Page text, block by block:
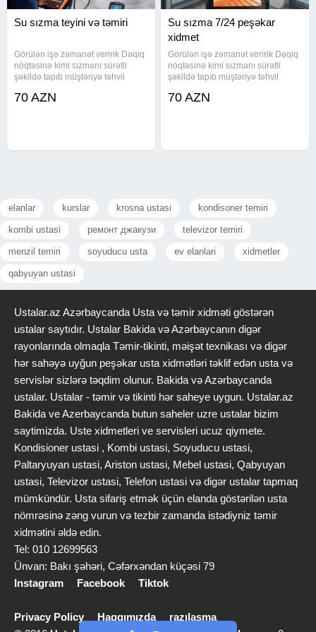
Su sızma teyini və təmiri
Görülən işə zəmanət veririk Dəqiq
nöqtəsinə kimi sızmanı sürətli
şəkildə tapıb müştəriyə təhvil
qiymətlə yalnız biz işləyirik Bakı və
70 AZN
Su sızma 7/24 peşəkar
xidmet
Görülən işə zəmanət veririk Dəqiq
nöqtəsinə kimi sızmanı sürətli
şəkildə tapıb müştəriyə təhvil
qiymətlə yalnız biz işləyirik Bakı və
70 AZN
elanlar kurslar krosna ustasi kondisoner temiri
kombi ustasi ремонт джакузи televizor temiri
menzil temiri soyuducu usta ev elanlari xidmetler
qabyuyan ustasi
Ustalar.az Azərbaycanda Usta və təmir xidməti göstərən
ustalar saytıdır. Ustalar Bakida və Azərbaycanın digər
rayonlarında olmaqla Təmir-tikinti, məişət texnikası və digər
hər sahəyə uyğun peşəkar usta xidmətləri təklif edən usta və
servislər sizlərə təqdim olunur. Bakida və Azərbaycanda
ustalar. Ustalar - təmir və tikinti hər saheye uygun. Ustalar.az
Bakida ve Azerbaycanda butun saheler uzre ustalar bizim
saytimizda. Uste xidmetleri ve servisleri ucuz qiymete.
Kondisioner ustasi , Kombi ustasi, Soyuducu ustasi,
Paltaryuyan ustasi, Ariston ustasi, Mebel ustasi, Qabyuyan
ustasi, Televizor ustasi, Telefon ustasi və digər ustalar tapmaq
mümkündür. Usta sifariş etmək üçün elanda göstərilən usta
nömrəsinə zəng vurun və tezbir zamanda istədiyniz təmir
xidmətini əldə edin.
Tel: 010 12699563
Ünvan: Bakı şəhəri, Cəfərxəndan küçəsi 79
Instagram
Facebook Tiktok
Privacy Policy Haqqımızda
razılaşma